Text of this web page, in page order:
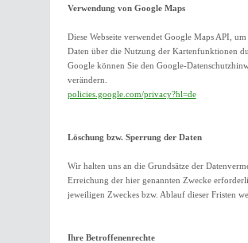
Verwendung von Google Maps
Diese Webseite verwendet Google Maps API,
Daten über die Nutzung der Kartenfunktionen
Google können Sie den Google-
verändern.
policies.google.com/privacy?hl=de
Löschung bzw. Sperrung der Daten
Wir halten uns an die Grundsätze der
Erreichung der hier genannten Zwecke
jeweiligen Zweckes bzw. Ablauf dieser Fristen
Ihre Betroffenenrechte